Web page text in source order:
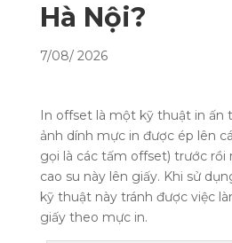
Hà Nội?
7/08/ 2026
In offset là một kỹ thuật in ấn
ảnh dính mực in được ép lên
gọi là các tấm offset) trước
cao su này lên giấy. Khi sử
kỹ thuật này tránh được việc
giấy theo mực in.